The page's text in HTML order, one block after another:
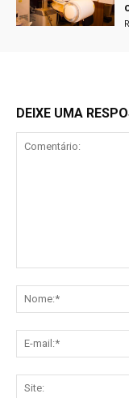
DEIXE UMA